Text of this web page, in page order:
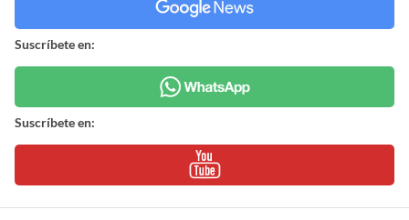
Suscríbete en:
Suscríbete en: